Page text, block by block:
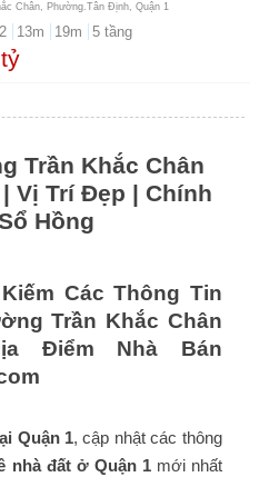
Chân, Phường.Tân Định, Quận 1
13m 19m 5 tầng
tỷ
Trần Khắc Chân
Vị Trí Đẹp | Chính
Hồng
Các Thông Tin
Trần Khắc Chân
Điểm Nhà Bán
Quận 1, cập nhật các thông
nhà đất ở Quận 1mới nhất